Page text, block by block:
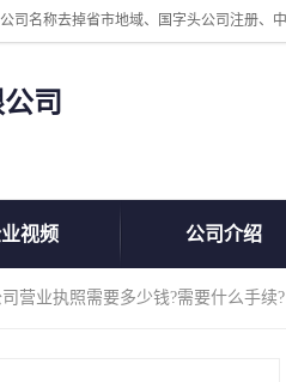
司
视频 公司介绍
营业执照需要多少钱?需要什么手续?